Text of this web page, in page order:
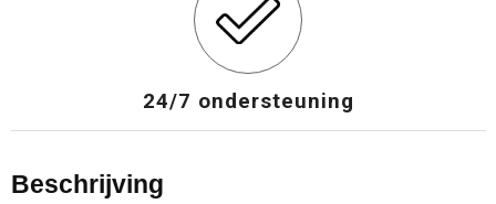
24/7 ondersteuning
Beschrijving